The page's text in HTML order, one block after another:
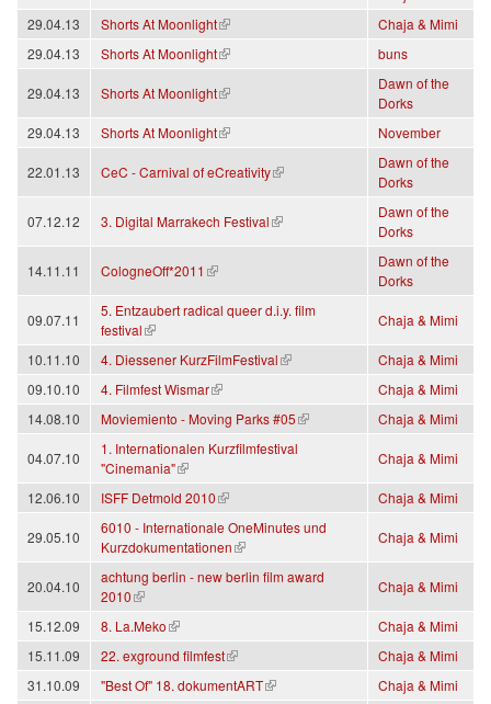
29.04.13
Shorts At Moonlight
(link is external)
Chaja & Mimi
29.04.13
Shorts At Moonlight
(link is external) buns
29.04.13 Shorts At Moonlight
(link is external)
Dawn of the
Dorks
29.04.13
Shorts At Moonlight
(link is external) November
22.01.13 CeC - Carnival of eCreativity
(link is external)
Dawn of the
Dorks
07.12.12 3. Digital Marrakech Festival
(link is external)
Dawn of the
Dorks
14.11.11 CologneOff*2011
(link is external)
Dawn of the
Dorks
09.07.11
5. Entzaubert radical queer d.i.y. film
festival
(link is external)
Chaja & Mimi
10.11.10 4. Diessener KurzFilmFestival
(link is external)
Chaja & Mimi
09.10.10
4. Filmfest Wismar
(link is external)
Chaja & Mimi
14.08.10
Moviemiento - Moving Parks #05
(link is external) Chaja & Mimi
04.07.10
1. Internationalen Kurzfilmfestival
"Cinemania"
(link is external)
Chaja & Mimi
12.06.10 ISFF Detmold 2010
(link is external) Chaja & Mimi
29.05.10
6010 - Internationale OneMinutes und
Kurzdokumentationen
(link is external)
Chaja & Mimi
20.04.10
achtung berlin - new berlin film award
2010
(link is external)
Chaja & Mimi
15.12.09 8. La.Meko
(link is external)
Chaja & Mimi
15.11.09
22. exground filmfest
(link is external)
Chaja & Mimi
31.10.09
"Best Of" 18. dokumentART
(link is external)
Chaja & Mimi